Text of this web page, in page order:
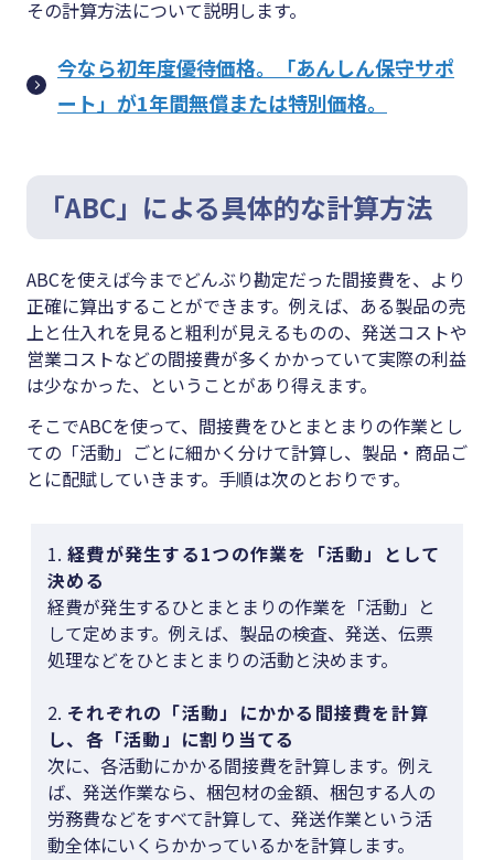
その計算方法について説明します。
今なら初年度優待価格。「あんしん保守サポ
ート」が1年間無償または特別価格。
「ABC」による具体的な計算方法
ABCを使えば今までどんぶり勘定だった間接費を、より
正確に算出することができます。例えば、ある製品の売
上と仕入れを見ると粗利が見えるものの、発送コストや
営業コストなどの間接費が多くかかっていて実際の利益
は少なかった、ということがあり得えます。
そこでABCを使って、間接費をひとまとまりの作業とし
ての「活動」ごとに細かく分けて計算し、製品・商品ご
とに配賦していきます。手順は次のとおりです。
1. 経費が発生する1つの作業を「活動」として
決める
経費が発生するひとまとまりの作業を「活動」と
して定めます。例えば、製品の検査、発送、伝票
処理などをひとまとまりの活動と決めます。
2. それぞれの「活動」にかかる間接費を計算
し、各「活動」に割り当てる
次に、各活動にかかる間接費を計算します。例え
ば、発送作業なら、梱包材の金額、梱包する人の
労務費などをすべて計算して、発送作業という活
動全体にいくらかかっているかを計算します。